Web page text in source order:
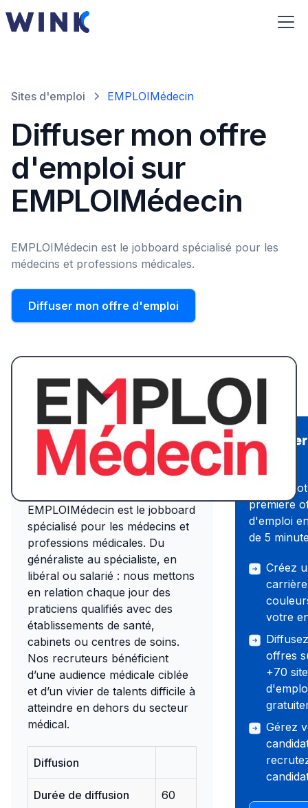
Sites d'emploi EMPLOIMédecin
Diffuser mon offre
d'emploi sur
EMPLOIMédecin
EMPLOIMédecin est le jobboard spécialisé pour les
médecins et professions médicales.
Diffuser mon offre d'emploi
Présentation du
site d'emploi
EMPLOIMédecin est le jobboard
spécialisé pour les médecins et
professions médicales. Du
généraliste au spécialiste, en
libéral ou salarié : nous mettons
en relation chaque jour des
praticiens qualifiés avec des
établissements de santé,
cabinets ou centres de soins.
Nos recruteurs bénéficient
d’une audience médicale ciblée
et d’un vivier de talents difficile à
atteindre en dehors du secteur
médical.
Diffusion
Durée de diffusion 60
Publiez
première
d'emploi
de 5
Créez
votre
offres
+70
Gérez